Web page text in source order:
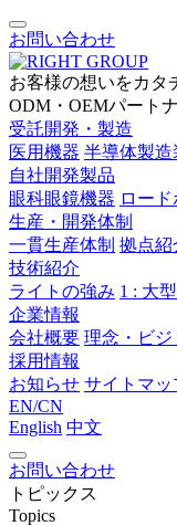
お問い合わせ
お客様の想いをカタ
ODM・OEMパート
受託開発・製造
医用機器 半導体製造
自社開発製品
眼科眼鏡機器 ロード
生産・開発体制
一貫生産体制 拠点紹
技術紹介
ライトの強み 1 : 大
企業情報
会社概要 理念・ビジ
採用情報
お知らせ サイトマッ
EN/CN
English 中文
お問い合わせ
トピックス
Topics